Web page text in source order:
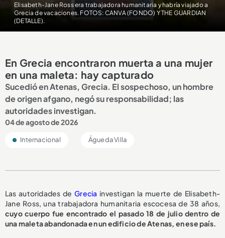
Elisabeth-Jane Ross era trabajadora humanitaria y habría viajado a
Grecia de vacaciones. FOTOS: CANVA (FONDO) Y THE GUARDIAN
(DETALLE).
En Grecia encontraron muerta a una mujer
en una maleta: hay capturado
Sucedió en Atenas, Grecia. El sospechoso, un hombre
de origen afgano, negó su responsabilidad; las
autoridades investigan.
04 de agosto de 2026
Internacional Águeda Villa
Las autoridades deGrecia investigan la muerte de Elisabeth-
Jane Ross, una trabajadora humanitaria escocesa de 38 años,
cuyo cuerpo fue encontrado el pasado 18 de julio dentro de
una maleta abandonada en un edificio de Atenas, en ese país.